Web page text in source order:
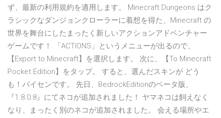
ず、最新の利用規約を適用します。 Minecraft Dungeons はク
ラシックなダンジョンクローラーに着想を得た、Minecraft の
世界を舞台にしたまったく新しいアクションアドベンチャー
ゲームです！ 「ACTIONS」というメニューが出るので、
【Export to Minecraft】を選択します。 次に、【To Minecraft
Pocket Edition】をタップ。 すると、選んだスキンが どう
も！パイセンです。 先日、BedrockEditionのベータ版、
『1.8.0.8』にてネコが追加されました！ ヤマネコは飼えなく
なり、まったく別のネコが追加されました。 会える場所やエ